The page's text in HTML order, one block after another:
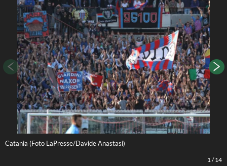
Catania (Foto LaPresse/Davide Anastasi)
1 /14